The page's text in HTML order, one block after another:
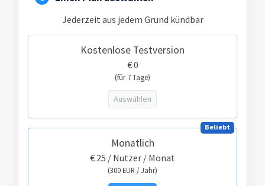
Jederzeit aus jedem Grund kündbar
Kostenlose Testversion
€ 0
(für 7 Tage)
Auswählen
Beliebt
Monatlich
€ 25 / Nutzer / Monat
(300EUR / Jahr)